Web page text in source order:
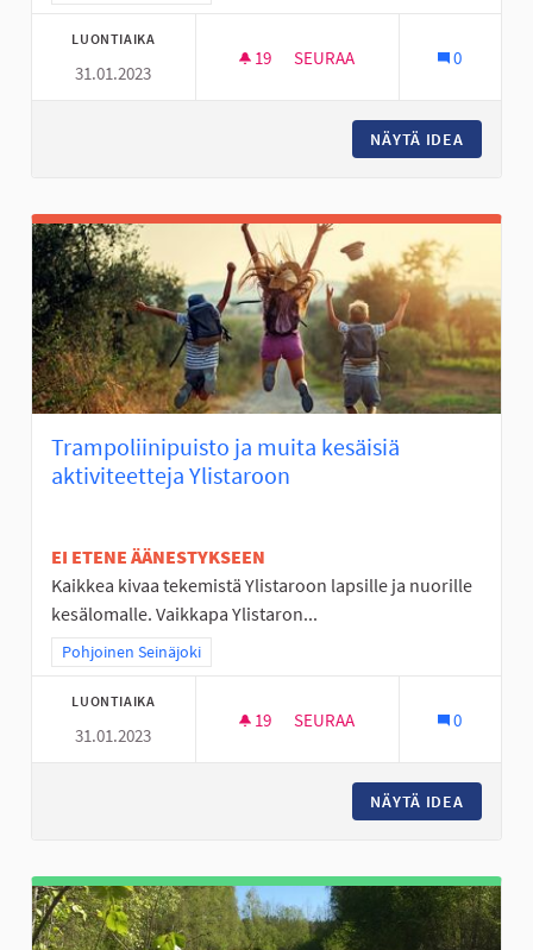
LUONTIAIKA
31.01.2023
19 19 SEURAAJAA
SEURAA 0
NÄYTÄ IDEA
Trampoliinipuisto ja muita kesäisiä
aktiviteetteja Ylistaroon
EI ETENE ÄÄNESTYKSEEN
Kaikkea kivaa tekemistä Ylistaroon lapsille ja nuorille
kesälomalle. Vaikkapa Ylistaron...
Rajaa tulokset teeman mukaan: Pohjoinen Seinäjoki
Pohjoinen Seinäjoki
LUONTIAIKA
31.01.2023
19 19 SEURAAJAA
SEURAA 0
NÄYTÄ IDEA